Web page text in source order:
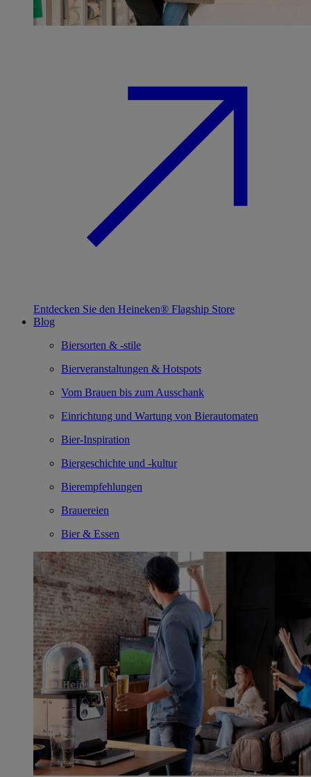
Entdecken Sie den Heineken® Flagship Store
Blog
Biersorten & -stile
Bierveranstaltungen & Hotspots
Vom Brauen bis zum Ausschank
Einrichtung und Wartung von Bierautomaten
Bier-Inspiration
Biergeschichte und -kultur
Bierempfehlungen
Brauereien
Bier & Essen